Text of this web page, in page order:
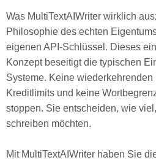
Was MultiTextAIWriter wirklich
Philosophie des echten
eigenen API-Schlüssel. Dieses
Konzept beseitigt die typischen
Systeme. Keine
Kreditlimits und keine
stoppen. Sie entscheiden, wie
schreiben möchten.
Mit MultiTextAIWriter haben Sie